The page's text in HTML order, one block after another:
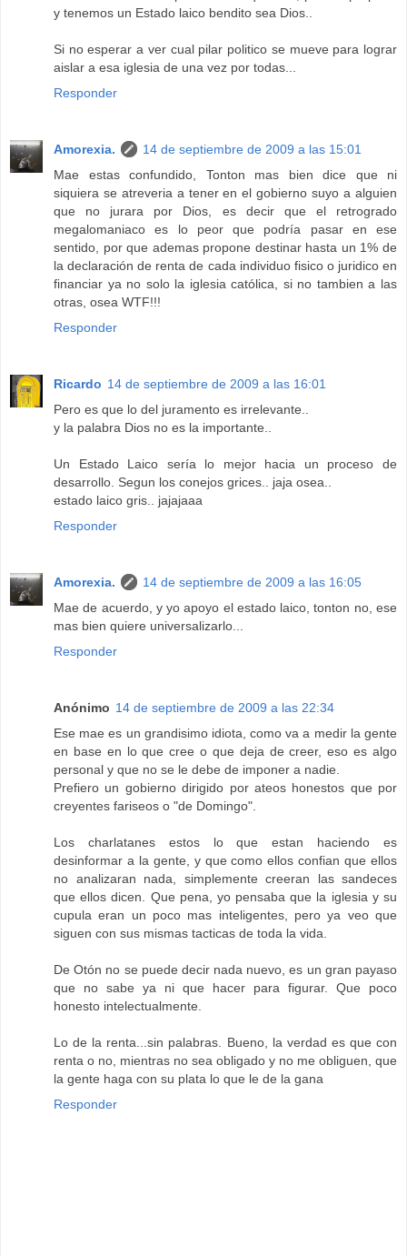
y tenemos un Estado laico bendito sea Dios..
Si no esperar a ver cual pilar politico se mueve para lograr
aislar a esa iglesia de una vez por todas...
Responder
Amorexia.
14 de septiembre de 2009 a las 15:01
Mae estas confundido, Tonton mas bien dice que ni
siquiera se atreveria a tener en el gobierno suyo a alguien
que no jurara por Dios, es decir que el retrogrado
megalomaniaco es lo peor que podría pasar en ese
sentido, por que ademas propone destinar hasta un 1% de
la declaración de renta de cada individuo fisico o juridico en
financiar ya no solo la iglesia católica, si no tambien a las
otras, osea WTF!!!
Responder
Ricardo 14 de septiembre de 2009 a las 16:01
Pero es que lo del juramento es irrelevante..
y la palabra Dios no es la importante..
Un Estado Laico sería lo mejor hacia un proceso de
desarrollo. Segun los conejos grices.. jaja osea..
estado laico gris.. jajajaaa
Responder
Amorexia.
14 de septiembre de 2009 a las 16:05
Mae de acuerdo, y yo apoyo el estado laico, tonton no, ese
mas bien quiere universalizarlo...
Responder
Anónimo 14 de septiembre de 2009 a las 22:34
Ese mae es un grandisimo idiota, como va a medir la gente
en base en lo que cree o que deja de creer, eso es algo
personal y que no se le debe de imponer a nadie.
Prefiero un gobierno dirigido por ateos honestos que por
creyentes fariseos o "de Domingo".
Los charlatanes estos lo que estan haciendo es
desinformar a la gente, y que como ellos confian que ellos
no analizaran nada, simplemente creeran las sandeces
que ellos dicen. Que pena, yo pensaba que la iglesia y su
cupula eran un poco mas inteligentes, pero ya veo que
siguen con sus mismas tacticas de toda la vida.
De Otón no se puede decir nada nuevo, es un gran payaso
que no sabe ya ni que hacer para figurar. Que poco
honesto intelectualmente.
Lo de la renta...sin palabras. Bueno, la verdad es que con
renta o no, mientras no sea obligado y no me obliguen, que
la gente haga con su plata lo que le de la gana
Responder